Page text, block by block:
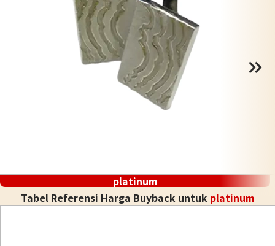
platinum
Tabel Referensi Harga Buyback untuk platinum